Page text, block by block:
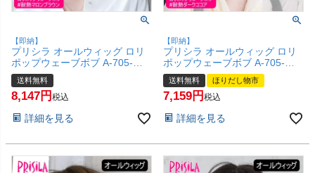
【即納】
プリシラ オールウィッグ ロリ
ポップウェーブボブ A-705-
TMB #耐熱マロンブラウン 【か
つら 和装 コスプレ 医療用 自然
ゆるふわ おしゃれ かわいい 可
け 女性 】【宅配便送料無料】
送料無料
8,147 税込
詳細を見る
【即納】
プリシラ オールウィッグ ロリ
ポップウェーブボブ A-705-
TDC #耐熱ダークココア 【かつ
ら 和装 コスプレ 医療用 自然
ゆるふわ おしゃれ かわいい 可
け 女性 】【宅配便送料無料】
送料無料 ほりだし物市
7,159 税込
詳細を見る